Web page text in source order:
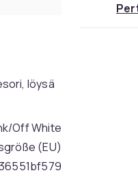
löysä
Off White
(EU)